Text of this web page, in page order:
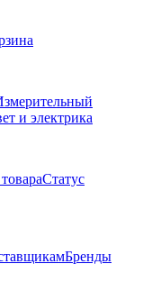
и электрика
Статус
Бренды